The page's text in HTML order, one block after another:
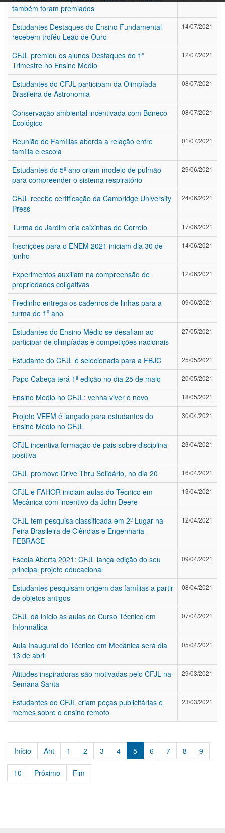
também foram premiados
Estudantes Destaques do Ensino Fundamental
recebem troféu Leão de Ouro
14/07/2021
CFJL premiou os alunos Destaques do 1º
Trimestre no Ensino Médio
12/07/2021
Estudantes do CFJL participam da Olimpíada
Brasileira de Astronomia
08/07/2021
Conservação ambiental incentivada com Boneco
Ecológico
08/07/2021
Reunião de Famílias aborda a relação entre
família e escola
01/07/2021
Estudantes do 5º ano criam modelo de pulmão
para compreender o sistema respiratório
29/06/2021
CFJL recebe certificação da Cambridge University
Press
24/06/2021
Turma do Jardim cria caixinhas de Correio 17/06/2021
Inscrições para o ENEM 2021 iniciam dia 30 de
junho
14/06/2021
Experimentos auxiliam na compreensão de
propriedades coligativas
12/06/2021
Fredinho entrega os cadernos de linhas para a
turma de 1º ano
09/06/2021
Estudantes do Ensino Médio se desafiam ao
participar de olimpíadas e competições nacionais
27/05/2021
Estudante do CFJL é selecionada para a FBJC 25/05/2021
Papo Cabeça terá 1ª edição no dia 25 de maio 20/05/2021
Ensino Médio no CFJL: venha viver o novo 18/05/2021
Projeto VEEM é lançado para estudantes do
Ensino Médio no CFJL
30/04/2021
CFJL incentiva formação de pais sobre disciplina
positiva
23/04/2021
CFJL promove Drive Thru Solidário, no dia 20 16/04/2021
CFJL e FAHOR iniciam aulas do Técnico em
Mecânica com incentivo da John Deere
13/04/2021
CFJL tem pesquisa classificada em 2º Lugar na
Feira Brasileira de Ciências e Engenharia -
FEBRACE
12/04/2021
Escola Aberta 2021: CFJL lança edição do seu
principal projeto educacional
09/04/2021
Estudantes pesquisam origem das famílias a partir
de objetos antigos
08/04/2021
CFJL dá início às aulas do Curso Técnico em
Informática
07/04/2021
Aula Inaugural do Técnico em Mecânica será dia
13 de abril
05/04/2021
Atitudes inspiradoras são motivadas pelo CFJL na
Semana Santa
29/03/2021
Estudantes do CFJL criam peças publicitárias e
memes sobre o ensino remoto
23/03/2021
Início Ant 1 2 3 4 5 6 7 8 9
10 Próximo Fim